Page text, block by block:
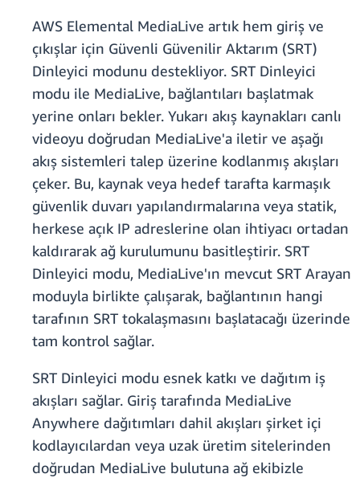
AWS Elemental MediaLive artık hem giriş ve
çıkışlar için Güvenli Güvenilir Aktarım (SRT)
Dinleyici modunu destekliyor. SRT Dinleyici
modu ile MediaLive, bağlantıları başlatmak
yerine onları bekler. Yukarı akış kaynakları canlı
videoyu doğrudan MediaLive'a iletir ve aşağı
akış sistemleri talep üzerine kodlanmış akışları
çeker. Bu, kaynak veya hedef tarafta karmaşık
güvenlik duvarı yapılandırmalarına veya statik,
herkese açık IP adreslerine olan ihtiyacı ortadan
kaldırarak ağ kurulumunu basitleştirir. SRT
Dinleyici modu, MediaLive'ın mevcut SRT Arayan
moduyla birlikte çalışarak, bağlantının hangi
tarafının SRT tokalaşmasını başlatacağı üzerinde
tam kontrol sağlar.
SRT Dinleyici modu esnek katkı ve dağıtım iş
akışları sağlar. Giriş tarafında MediaLive
Anywhere dağıtımları dahil akışları şirket içi
kodlayıcılardan veya uzak üretim sitelerinden
doğrudan MediaLive bulutuna ağ ekibizle